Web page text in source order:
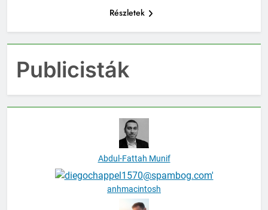
Részletek
Publicisták
Abdul-Fattah Munif
anhmacintosh